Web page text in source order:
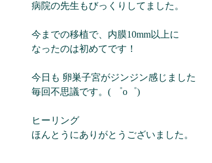
病院の先生もびっくりしてました。
今までの移植で、内膜10mm以上に
なったのは初めてです！
今日も 卵巣子宮がジンジン感じました
毎回不思議です。( ゜o゜)
ヒーリング
ほんとうにありがとうございました。